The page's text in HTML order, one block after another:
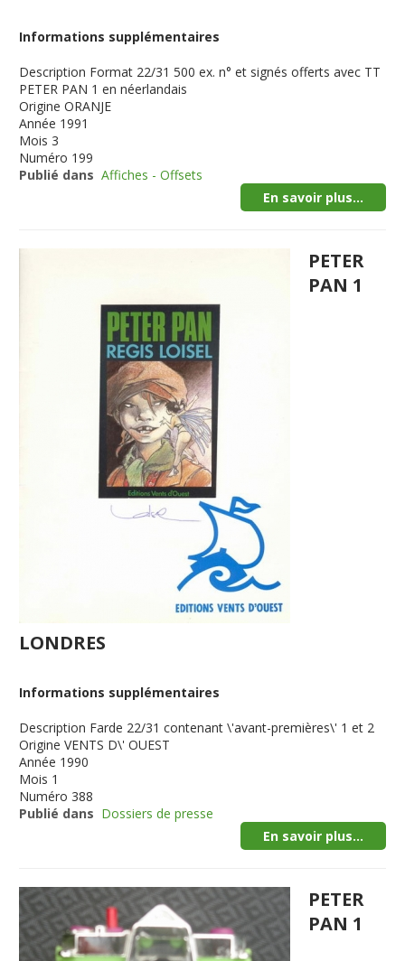
Informations supplémentaires
Description Format 22/31 500 ex. n° et signés offerts avec TT
PETER PAN 1 en néerlandais
Origine ORANJE
Année 1991
Mois 3
Numéro 199
Publié dans Affiches - Offsets
En savoir plus...
PETER
PAN 1
LONDRES
Informations supplémentaires
Description Farde 22/31 contenant \'avant-premières\' 1 et 2
Origine VENTS D\' OUEST
Année 1990
Mois 1
Numéro 388
Publié dans Dossiers de presse
En savoir plus...
PETER
PAN 1